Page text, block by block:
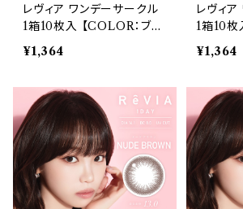
レヴィア ワンデーサークル
1箱10枚入 【COLOR：ブラ
ック】14.1mm ReVIA 1day
CIRCLE 【KIM CHAEW
タクト
¥1,364
レヴィ
1箱10枚
ウン】
タクト
¥1,364